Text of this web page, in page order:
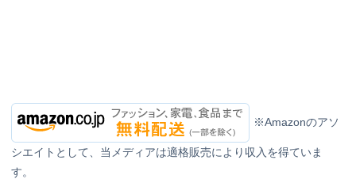
※Amazonのアソ
シエイトとして、当メディアは適格販売により収入を得ていま
す。